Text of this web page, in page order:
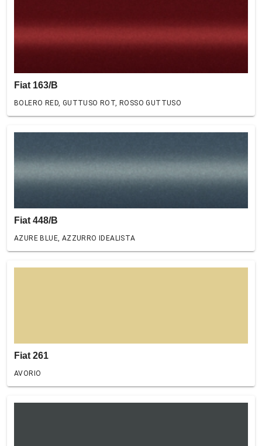
Fiat 163/B
BOLERO RED, GUTTUSO ROT, ROSSO GUTTUSO
Fiat 448/B
AZURE BLUE, AZZURRO IDEALISTA
Fiat 261
AVORIO